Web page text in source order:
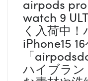
airpods
watch 9
く入荷中
iPhone15
「
ハイブラ